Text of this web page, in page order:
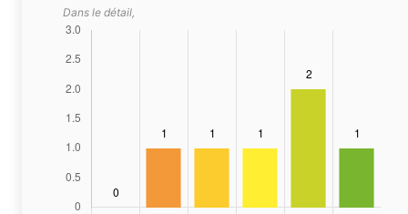
Dans le détail,